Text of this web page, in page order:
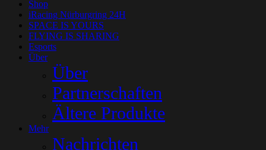
Shop
iRacing Nürburgring 24H
SPACE IS YOURS
FLYING IS SHARING
Esports
Über
Über
Partnerschaften
Ältere Produkte
Mehr
Nachrichten